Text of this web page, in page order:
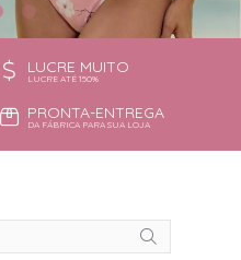
LUCRE MUITO
LUCRE ATÉ 150%
PRONTA-ENTREGA
DA FÁBRICA PARA SUA LOJA